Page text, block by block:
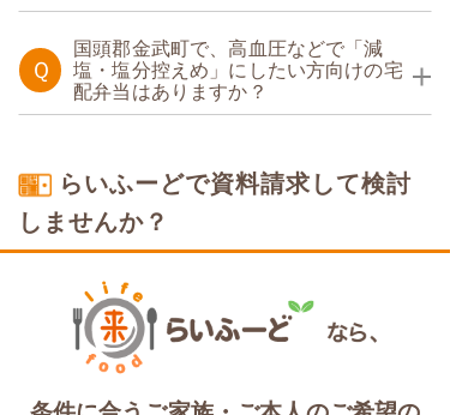
Ｑ
国頭郡金武町で、高血圧などで「減
塩・塩分控えめ」にしたい方向けの宅
配弁当はありますか？
らいふーどで資料請求して検討
しませんか？